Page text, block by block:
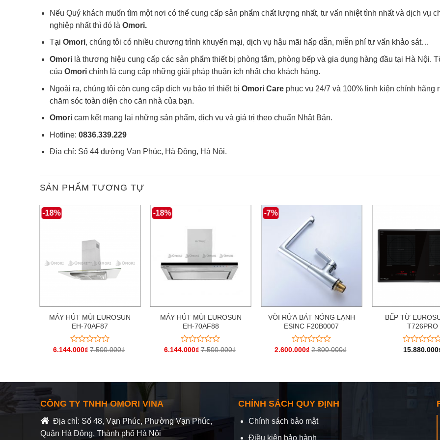
Nếu Quý khách muốn tìm một nơi có thể cung cấp sản phẩm chất lượng nhất, tư vấn nhiệt tình nhất và dịch vụ
nghiệp nhất thì đó làOmori.
TạiOmori, chúng tôi có nhiều chương trình khuyến mại, dịch vụ hậu mãi hấp dẫn, miễn phí tư vấn khảo sát…
Omori là thương hiệu cung cấp các sản phẩm thiết bị phòng tắm, phòng bếp và gia dụng hàng đầu tại Hà Nội.
củaOmori chính là cung cấp những giải pháp thuận ích nhất cho khách hàng.
Ngoài ra, chúng tôi còn cung cấp dịch vụ bảo trì thiết bịOmori Care phục vụ 24/7 và 100% linh kiện chính hãng
chăm sóc toàn diện cho căn nhà của bạn.
Omori cam kết mang lại những sản phẩm, dịch vụ và giá trị theo chuẩn Nhật Bản.
Hotline:0836.339.229
Địa chỉ: Số 44 đường Vạn Phúc, Hà Đông, Hà Nội.
SẢN PHẨM TƯƠNG TỰ
-18%
MÁY HÚT MÙI EUROSUN
EH-70AF87
Được
5
6.144.000₫ 7.500.000₫
-18%
MÁY HÚT MÙI EUROSUN
EH-70AF88
Được
5
6.144.000₫ 7.500.000₫
-7%
VÒI RỬA BÁT NÓNG LẠNH
ESINC F20B0007
Được
5
2.600.000₫ 2.800.000₫
BẾP TỪ
T726PRO
Được
5
15.880.000
CÔNG TY TNHH OMORI VINA
Địa chỉ: Số 48, Vạn Phúc, Phường Vạn Phúc,
Quận Hà Đông, Thành phố Hà Nội
CHÍNH SÁCH QUY ĐỊNH
Chính sách bảo mật
Điều kiện bảo hành